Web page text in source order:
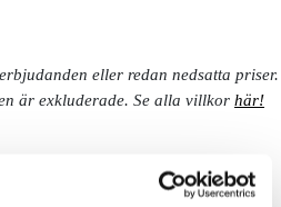
eller redan nedsatta priser.
är exkluderade. Se alla villkor här!